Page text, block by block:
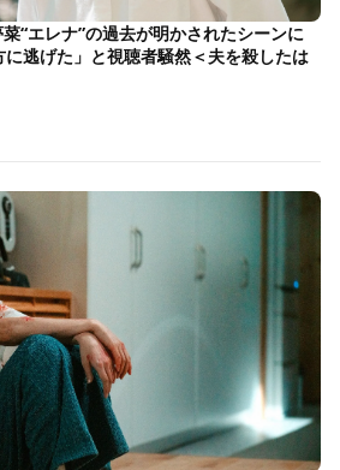
“エレナ”の過去が明かされたシーンに
に逃げた」と視聴者騒然＜夫を殺したは